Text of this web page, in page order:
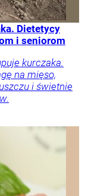
Dietetycy
i seniorom
kurczaka.
na mięso,
i świetnie